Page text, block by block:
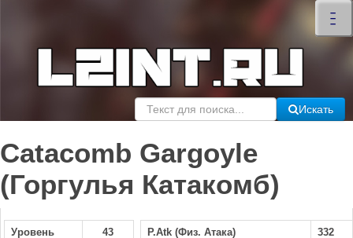
–
–
–
×
Искать
Catacomb Gargoyle
(Горгулья Катакомб)
Уровень
43
P.Atk (Физ. Атака)
332